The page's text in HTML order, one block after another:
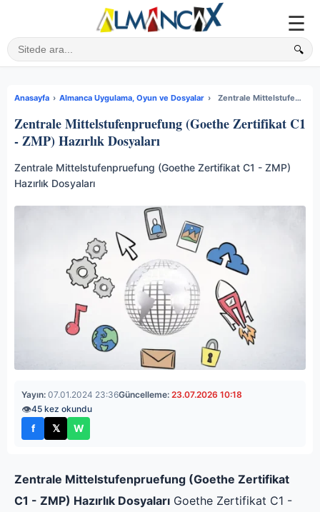
☰
Sitede ara
🔍
Anasayfa › Almanca Uygulama, Oyun ve Dosyalar › Zentrale Mittelstufenpruefung (Goethe Zertifikat C1 - ZMP) Hazırlık Dosyaları
Zentrale Mittelstufenpruefung (Goethe Zertifikat C1
- ZMP) Hazırlık Dosyaları
Zentrale Mittelstufenpruefung (Goethe Zertifikat C1 - ZMP)
Hazırlık Dosyaları
Yayın: 07.01.2024 23:36Güncelleme: 23.07.2026 10:18
👁45 kez okundu
Facebook'ta paylaş
f
X'te paylaş
𝕏
WhatsApp'ta paylaş
W
Zentrale Mittelstufenpruefung (Goethe Zertifikat
C1 - ZMP) Hazırlık Dosyaları Goethe Zertifikat C1 -